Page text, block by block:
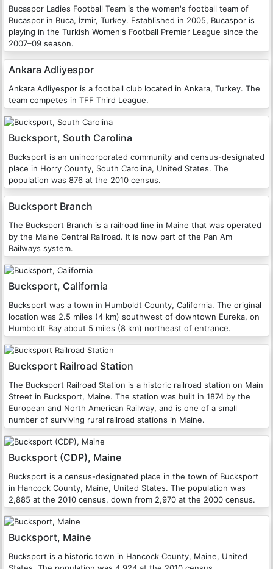
Bucaspor Ladies Football Team is the women's football team of
Bucaspor in Buca, İzmir, Turkey. Established in 2005, Bucaspor is
playing in the Turkish Women's Football Premier League since the
2007–09 season.
Ankara Adliyespor
Ankara Adliyespor is a football club located in Ankara, Turkey. The
team competes in TFF Third League.
Bucksport, South Carolina
Bucksport is an unincorporated community and census-designated
place in Horry County, South Carolina, United States. The
population was 876 at the 2010 census.
Bucksport Branch
The Bucksport Branch is a railroad line in Maine that was operated
by the Maine Central Railroad. It is now part of the Pan Am
Railways system.
Bucksport, California
Bucksport was a town in Humboldt County, California. The original
location was 2.5 miles (4 km) southwest of downtown Eureka, on
Humboldt Bay about 5 miles (8 km) northeast of entrance.
Bucksport Railroad Station
The Bucksport Railroad Station is a historic railroad station on Main
Street in Bucksport, Maine. The station was built in 1874 by the
European and North American Railway, and is one of a small
number of surviving rural railroad stations in Maine.
Bucksport (CDP), Maine
Bucksport is a census-designated place in the town of Bucksport
in Hancock County, Maine, United States. The population was
2,885 at the 2010 census, down from 2,970 at the 2000 census.
Bucksport, Maine
Bucksport is a historic town in Hancock County, Maine, United